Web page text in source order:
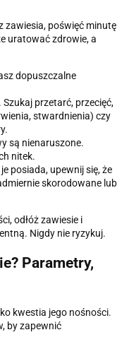
zawiesia, poświęć minutę
uratować zdrowie, a
dopuszczalne
przetarć, przecięć,
stwardnienia) czy
są nienaruszone.
nitek.
posiada, upewnij się, że
skorodowane lub
odłóż zawiesie i
Nigdy nie ryzykuj.
Parametry,
kwestia jego nośności.
by zapewnić